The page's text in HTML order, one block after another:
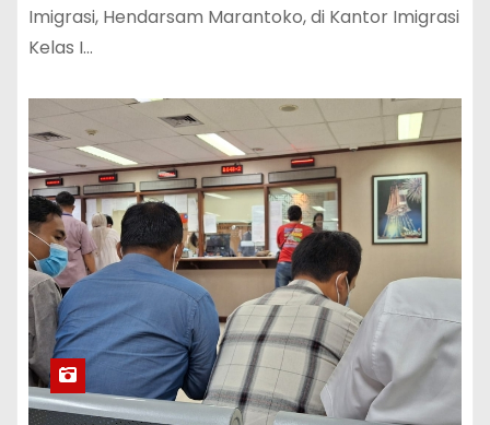
Imigrasi, Hendarsam Marantoko, di Kantor Imigrasi
Kelas I…